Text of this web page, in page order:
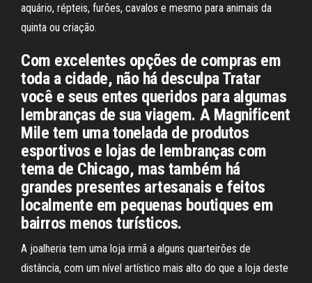
aquário, répteis, furões, cavalos e mesmo para animais da
quinta ou criação.
Com excelentes opções de compras em
toda a cidade, não há desculpa Tratar
você e seus entes queridos para algumas
lembranças de sua viagem. A Magnificent
Mile tem uma tonelada de produtos
esportivos e lojas de lembranças com
tema de Chicago, mas também há
grandes presentes artesanais e feitos
localmente em pequenas boutiques em
bairros menos turísticos.
A joalheria tem uma loja irmã a alguns quarteirões de
distância, com um nível artístico mais alto do que a loja deste